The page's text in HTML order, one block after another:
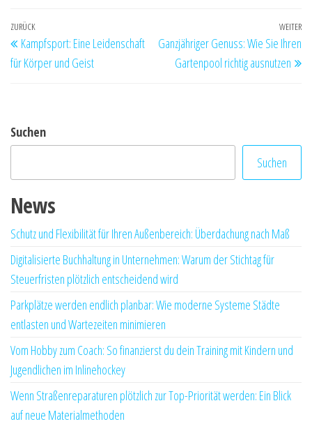
Beitragsnavigation
Vorheriger
Beitrag
ZURÜCK
Kampfsport: Eine Leidenschaft
für Körper und Geist
WEITER
Ganzjähriger Genuss: Wie Sie Ihren
Gartenpool richtig ausnutzen
Suchen
Suchen
News
Schutz und Flexibilität für Ihren Außenbereich: Überdachung nach Maß
Digitalisierte Buchhaltung in Unternehmen: Warum der Stichtag für
Steuerfristen plötzlich entscheidend wird
Parkplätze werden endlich planbar: Wie moderne Systeme Städte
entlasten und Wartezeiten minimieren
Vom Hobby zum Coach: So finanzierst du dein Training mit Kindern und
Jugendlichen im Inlinehockey
Wenn Straßenreparaturen plötzlich zur Top-Priorität werden: Ein Blick
auf neue Materialmethoden